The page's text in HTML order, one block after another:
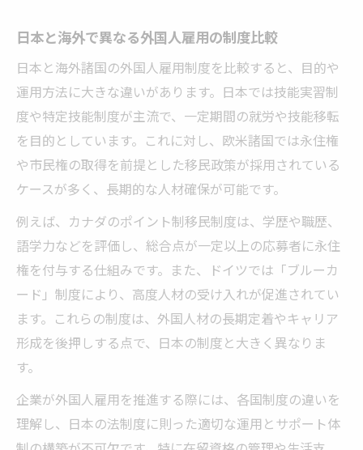
日本と海外で異なる外国人雇用の制度比較
日本と海外諸国の外国人雇用制度を比較すると、目的や
運用方法に大きな違いがあります。日本では技能実習制
度や特定技能制度が主流で、一定期間の就労や技能移転
を目的としています。これに対し、欧米諸国では永住権
や市民権の取得を前提とした移民政策が採用されている
ケースが多く、長期的な人材確保が可能です。
例えば、カナダのポイント制移民制度は、学歴や職歴、
語学力などを評価し、総合点が一定以上の応募者に永住
権を付与する仕組みです。また、ドイツでは「ブルーカ
ード」制度により、高度人材の受け入れが促進されてい
ます。これらの制度は、外国人材の長期定着やキャリア
形成を後押しする点で、日本の制度と大きく異なりま
す。
企業が外国人雇用を推進する際には、各国制度の違いを
理解し、日本の法制度に則った適切な運用とサポート体